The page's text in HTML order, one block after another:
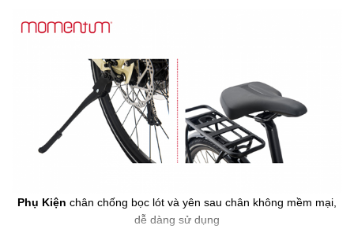
Phụ Kiện chân chống bọc lót và yên sau chân không mềm mại,
dễ dàng sử dụng